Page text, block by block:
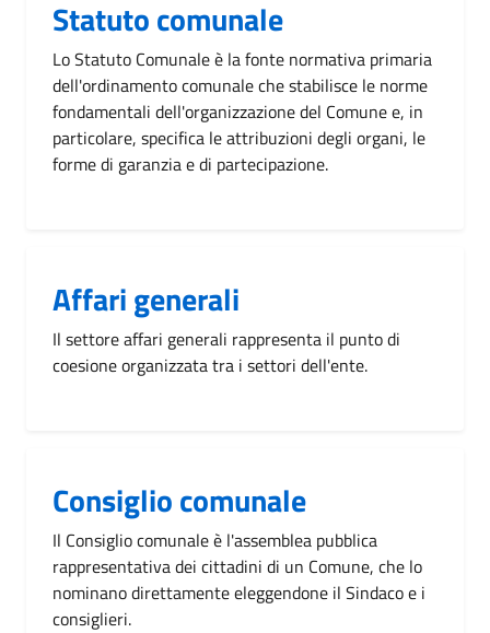
Statuto comunale
Lo Statuto Comunale è la fonte normativa primaria
dell'ordinamento comunale che stabilisce le norme
fondamentali dell'organizzazione del Comune e, in
particolare, specifica le attribuzioni degli organi, le
forme di garanzia e di partecipazione.
Affari generali
Il settore affari generali rappresenta il punto di
coesione organizzata tra i settori dell'ente.
Consiglio comunale
Il Consiglio comunale è l'assemblea pubblica
rappresentativa dei cittadini di un Comune, che lo
nominano direttamente eleggendone il Sindaco e i
consiglieri.